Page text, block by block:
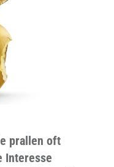
prallen oft
Interesse